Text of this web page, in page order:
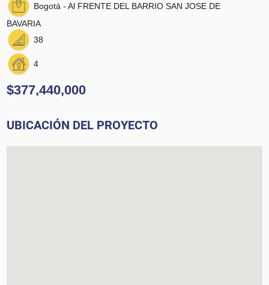
Bogotá - Al FRENTE DEL BARRIO SAN JOSE DE
BAVARIA
38
4
$377,440,000
UBICACIÓN DEL PROYECTO